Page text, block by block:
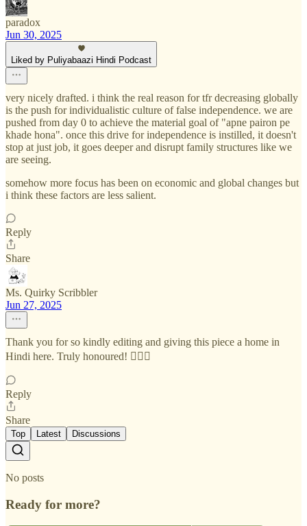
paradox
Jun 30, 2025
Liked by Puliyabaazi Hindi Podcast
very nicely drafted. i think the real reason for tfr decreasing globally
is the push for individualistic culture of false independence. we are
pushed from day 0 to achieve the material goal of "apne pairon pe
khade hona". once this drive for independence is instilled, it doesn't
stop at just job, it goes deeper and disrupt family structures like we
are seeing.
somehow more focus has been on economic and global changes but
i think these factors are less salient.
Reply
Share
Ms. Quirky Scribbler
Jun 27, 2025
Thank you for so kindly editing and giving this piece a home in
Hindi here. Truly honoured! 🙇🏻‍♀
Reply
Share
Top Latest Discussions
No posts
Ready for more?